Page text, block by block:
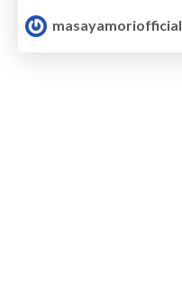
masayamoriofficial